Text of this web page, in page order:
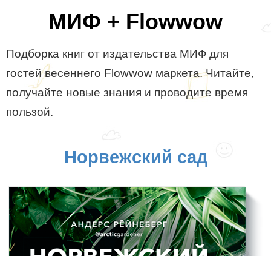
МИФ + Flowwow
Подборка книг от издательства МИФ для
гостей весеннего Flowwow маркета. Читайте,
получайте новые знания и проводите время
пользой.
Норвежский сад